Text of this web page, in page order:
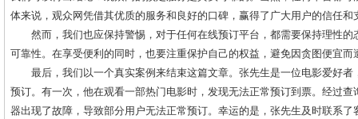
体来说，观众网凭借其优质的服务和良好的口碑，赢得了广大用户的信任和
然而，我们也应保持警惕，对于任何在线预订平台，都需要保持理性
可靠性。在享受便利的同时，也要注重保护自己的权益，避免因贪图便宜而
最后，我们以一个真实案例来结束这篇文章。张先生是一位电影爱好
预订。有一次，他在观看一部热门电影时，发现无法正常预订到票。经过
器出现了故障，导致部分用户无法正常预订。幸运的是，张先生及时联系